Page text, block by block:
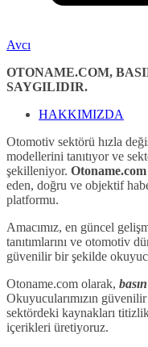
Avcı
OTONAME.COM,
SAYGILIDIR.
HAKKIMIZDA
Otomotiv sektörü hızla
modellerini tanıtıyor ve
şekilleniyor. Otoname.com
eden, doğru ve objektif
platformu.
Amacımız, en güncel
tanıtımlarını ve otomotiv
güvenilir bir şekilde
Otoname.com olarak,
Okuyucularımızın
sektördeki kaynakları
içerikleri üretiyoruz.